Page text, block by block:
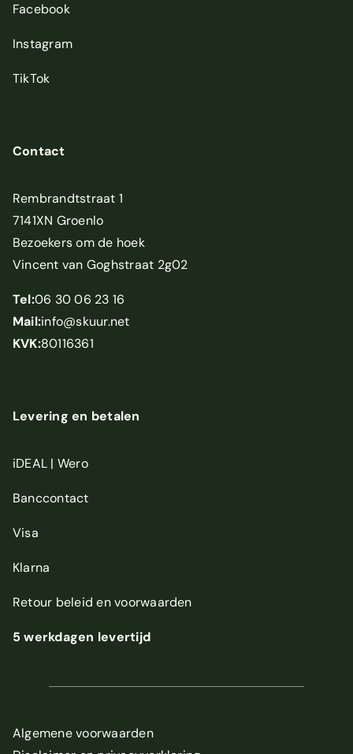
Facebook
Instagram
TikTok
Contact
Rembrandtstraat 1
7141XN Groenlo
Bezoekers om de hoek
Vincent van Goghstraat 2g02
Tel:06 30 06 23 16
Mail:info@skuur.net
KVK:80116361
Levering en betalen
iDEAL | Wero
Banccontact
Visa
Klarna
Retour beleid envoorwaarden
5 werkdagen levertijd
Algemene voorwaarden